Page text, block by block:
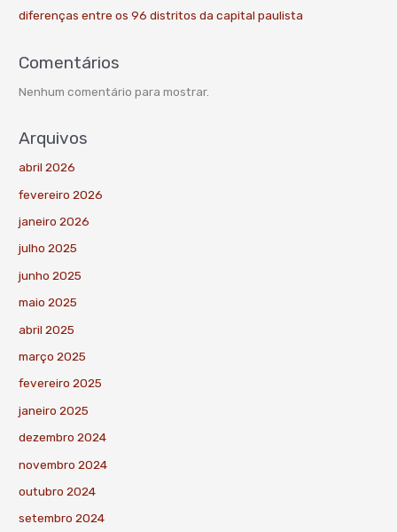
diferenças entre os 96 distritos da capital paulista
Comentários
Nenhum comentário para mostrar.
Arquivos
abril 2026
fevereiro 2026
janeiro 2026
julho 2025
junho 2025
maio 2025
abril 2025
março 2025
fevereiro 2025
janeiro 2025
dezembro 2024
novembro 2024
outubro 2024
setembro 2024